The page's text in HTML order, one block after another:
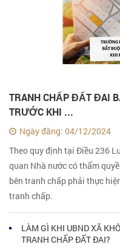
TRANH CHẤP ĐẤT ĐAI
TRƯỚC KHI ...
Ngày đăng: 04/12/2024
Theo quy định tại Điều 236
quan Nhà nước có thẩm
bên tranh chấp phải thực
tranh chấp.
LÀM GÌ KHI UBND XÃ
TRANH CHẤP ĐẤT ĐAI?